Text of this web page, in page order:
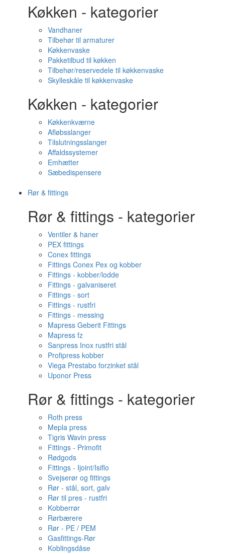
Køkken - kategorier
Vandhaner
Tilbehør til armaturer
Køkkenvaske
Pakketilbud til køkken
Tilbehør/reservedele til køkkenvaske
Skylleskåle til køkkenvaske
Køkken - kategorier
Køkkenkværne
Afløbsslanger
Tilslutningsslanger
Affaldssystemer
Emhætter
Sæbedispensere
Rør & fittings
Rør & fittings - kategorier
Ventiler & haner
PEX fittings
Conex fittings
Fittings Conex Pex og kobber
Fittings - kobber/lodde
Fittings - galvaniseret
Fittings - sort
Fittings - rustfri
Fittings - messing
Mapress Geberit Fittings
Mapress fz
Sanpress Inox rustfri stål
Profipress kobber
Viega Prestabo forzinket stål
Uponor Press
Rør & fittings - kategorier
Roth press
Mepla press
Tigris Wavin press
Fittings - Primofit
Rødgods
Fittings - Ijoint/Isiflo
Svejserør og fittings
Rør - stål, sort, galv
Rør til pres - rustfri
Kobberrør
Rørbærere
Rør - PE / PEM
Gasfittings-Rør
Koblingsdåse